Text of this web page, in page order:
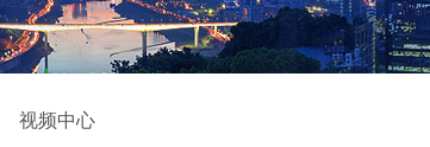
视频中心